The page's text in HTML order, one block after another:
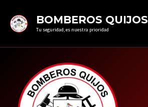
BOMBEROS QUIJOS
Tu seguridad, es nuestra prioridad